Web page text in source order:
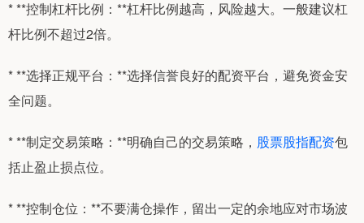
* **控制杠杆比例：**杠杆比例越高，风险越大。一般建议杠
杆比例不超过2倍。
* **选择正规平台：**选择信誉良好的配资平台，避免资金安
全问题。
* **制定交易策略：**明确自己的交易策略， 股票股指配资包
括止盈止损点位。
* **控制仓位：**不要满仓操作，留出一定的余地应对市场波